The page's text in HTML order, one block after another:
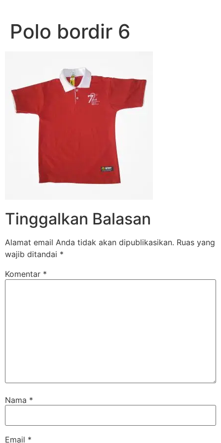
kontenPolo bordir 6
Tinggalkan Balasan
Alamat email Anda tidak akan dipublikasikan. Ruas yang
wajib ditandai *
Komentar *
Nama *
Email *